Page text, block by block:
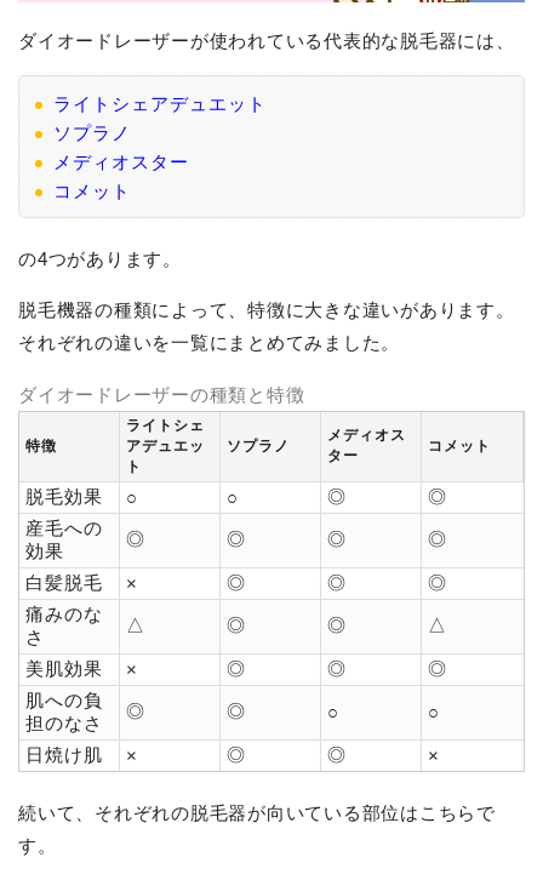
ダイオードレーザーが使われている代表的な脱毛器には、
ライトシェアデュエット
ソプラノ
メディオスター
コメット
の4つがあります。
脱毛機器の種類によって、特徴に大きな違いがあります。
それぞれの違いを一覧にまとめてみました。
ダイオードレーザーの種類と特徴
特徴
ライトシェ
アデュエッ
ト
ソプラノ
メディオス
ター
コメット
脱毛効果 ○ ○ ◎
◎
産毛への
効果
◎ ◎ ◎ ◎
白髪脱毛 × ◎ ◎
◎
痛みのな
さ
△ ◎ ◎ △
美肌効果 × ◎ ◎
◎
肌への負
担のなさ
◎ ◎ ○ ○
日焼け肌 × ◎ ◎ ×
続いて、それぞれの脱毛器が向いている部位はこちらで
す。